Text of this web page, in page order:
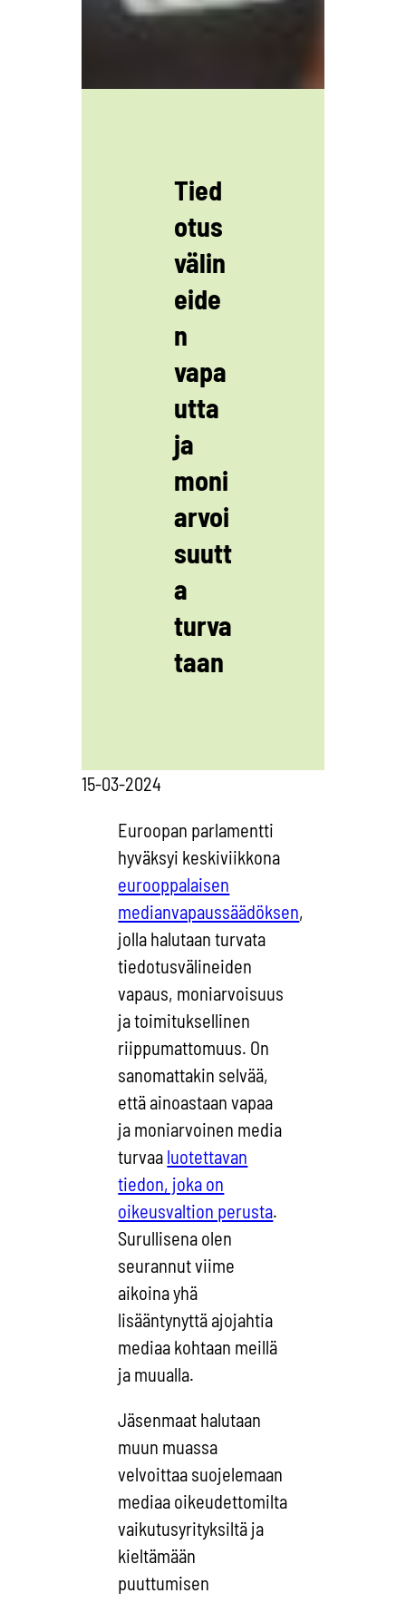
Tied
otus
välin
eide
n
vapa
utta
ja
moni
arvoi
suutt
a
turva
taan
15-03-2024
Euroopan parlamentti
hyväksyi keskiviikkona
eurooppalaisen
medianvapaussäädöksen,
jolla halutaan turvata
tiedotusvälineiden
vapaus, moniarvoisuus
ja toimituksellinen
riippumattomuus. On
sanomattakin selvää,
että ainoastaan vapaa
ja moniarvoinen media
turvaa luotettavan
tiedon, joka on
oikeusvaltion perusta.
Surullisena olen
seurannut viime
aikoina yhä
lisääntynyttä ajojahtia
mediaa kohtaan meillä
ja muualla.
Jäsenmaat halutaan
muun muassa
velvoittaa suojelemaan
mediaa oikeudettomilta
vaikutusyrityksiltä ja
kieltämään
puuttumisen